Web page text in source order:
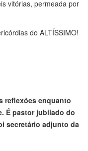
vitórias, permeada por
do ALTÍSSIMO!
reflexões enquanto
É pastor jubilado do
secretário adjunto da